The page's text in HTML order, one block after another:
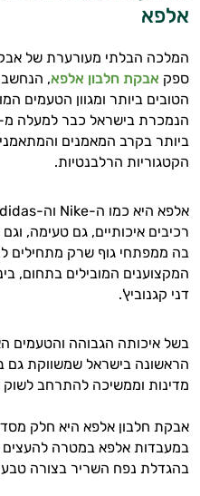
אלפא
המלכה הבלתי מעורערת של
ספק אבקת חלבון אלפא,
הטובים ביותר ומגוון הטעמים
ביותר בקרב המאמנים
הקטגוריות הרלבנטיות.
רכיבים איכותיים, גם טעימה,
בה ממפתחי גוף שרק מתחילים
המקצוענים המובילים בתחום,
דני קגנוביץ'.
בשל איכותה הגבוהה והטעמים
מדינות וממשיכה להתרחב לשוק
אבקת חלבון אלפא היא חלק
במעבדות אלפא במטרה להעצים
בהגדלת נפח השריר בצורה
יום וגם בתחום הכושר
אישיות מבוססות
זה הזמן להתחיל. איך